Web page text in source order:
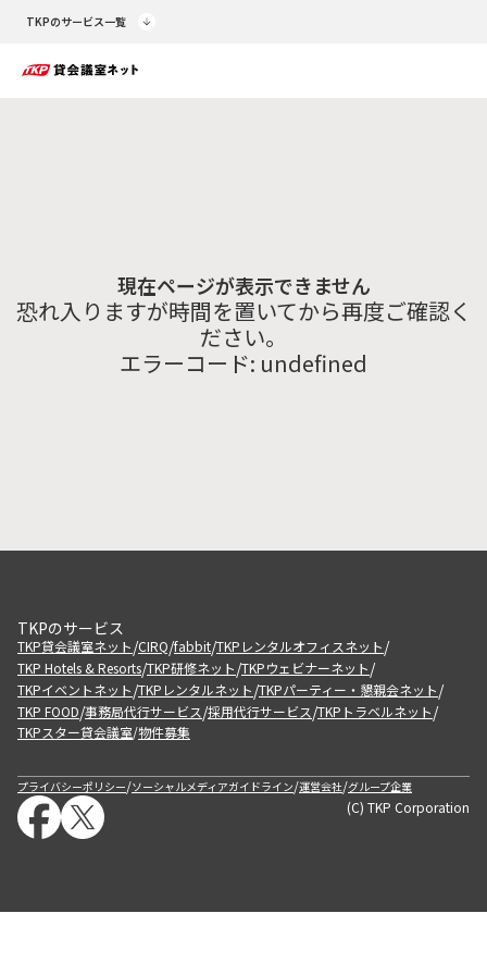
TKPのサービス一覧
現在ページが表示できません
恐れ入りますが時間を置いてから再度ご確認く
ださい。
エラーコード: undefined
TKPのサービス
TKP貸会議室ネット/CIRQ/fabbit/TKPレンタルオフィスネット/
TKP Hotels & Resorts/TKP研修ネット/TKPウェビナーネット/
TKPイベントネット/TKPレンタルネット/TKPパーティー・懇親会ネット/
TKP FOOD/事務局代行サービス/採用代行サービス/TKPトラベルネット/
TKPスター貸会議室/物件募集
プライバシーポリシー/ソーシャルメディアガイドライン/運営会社/グループ企業
(C) TKP Corporation